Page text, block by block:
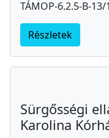
TÁMOP-6.2.5-B-13/
Részletek
Sürgősségi
Karolina